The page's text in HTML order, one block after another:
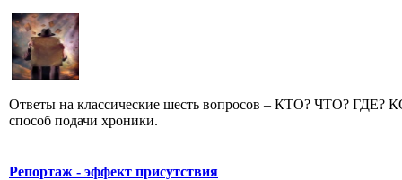
Ответы на классические шесть вопросов – КТО? ЧТО?
способ подачи хроники.
Репортаж - эффект присутствия